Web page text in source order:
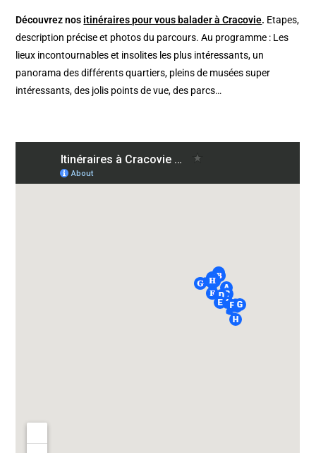
Découvrez nos itinéraires pour vous balader à Cracovie. Etapes,
description précise et photos du parcours. Au programme : Les
lieux incontournables et insolites les plus intéressants, un
panorama des différents quartiers, pleins de musées super
intéressants, des jolis points de vue, des parcs…